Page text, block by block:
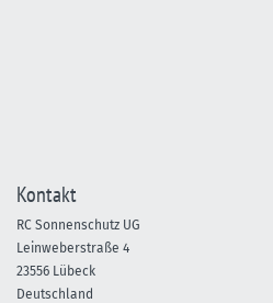
Kontakt
RC Sonnenschutz UG
Leinweberstraße 4
23556 Lübeck
Deutschland